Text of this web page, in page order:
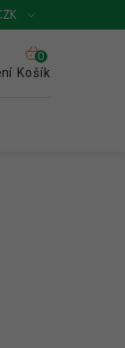
používání cookies
NÁKUPNÍ
KOŠÍK
Košík
a hračky